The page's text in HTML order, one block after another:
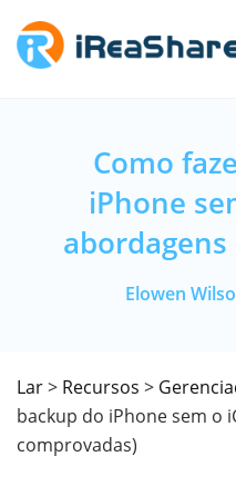
Como
iPhone
Elowen
Lar> Recursos >
backup do iPhone sem o
comprovadas)